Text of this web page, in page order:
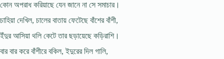
কোন অপরাধ করিয়াছে যেন জানে না সে সমাচার।
চাহিয়া দেখিল, চালের বাতায় ফেটেছে বাঁশের বাঁশী,
ইঁদুর আসিয়া থলি কেটে তার ছড়ায়েছে কড়িরাশি।
বার বার করে বাঁশীরে বকিল, ইদুরের দিল গালি,